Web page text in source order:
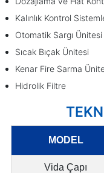
Kalınlık Kontrol
Otomatik Sargı Ünitesi
Sıcak Bıçak Ünitesi
Kenar Fire Sarma
Hidrolik Filtre
MODEL
Vida Çapı